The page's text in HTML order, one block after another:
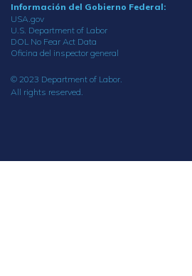
Información del Gobierno Federal:
USA.gov
U.S. Department of Labor
DOL No Fear Act Data
Oficina del inspector general
© 2023 Department of Labor.
All rights reserved.